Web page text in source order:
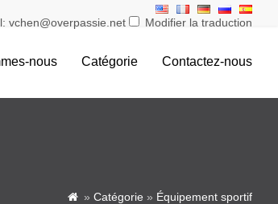
vchen@overpassie.net Modifier la traduction
nous Catégorie Contactez-nous
 » Catégorie » Équipement sportif